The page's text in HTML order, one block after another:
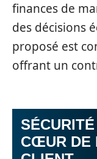
finances de
des décisions
proposé est
offrant un
CŒUR DE